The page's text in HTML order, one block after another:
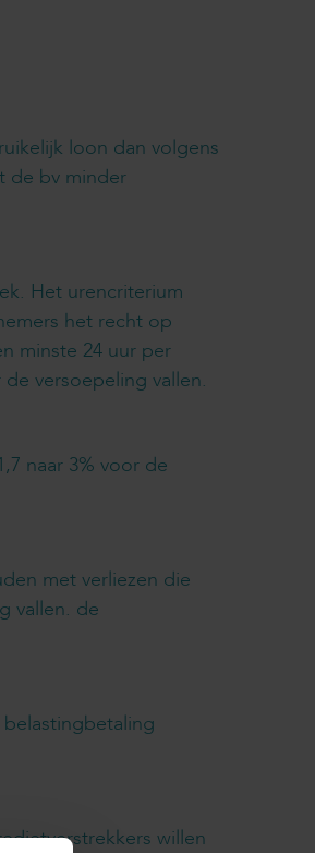
loon dan volgens
de bv minder
Het urencriterium
het recht op
minste 24 uur per
versoepeling vallen.
naar 3% voor de
met verliezen die
vallen. de
willen